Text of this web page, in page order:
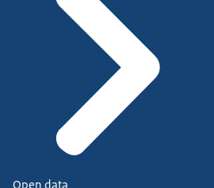
Open data